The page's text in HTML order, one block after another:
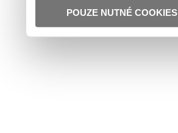
POUZE NUTNÉ COOKIES